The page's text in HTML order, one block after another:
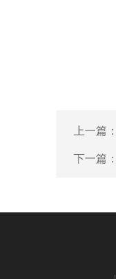
上一篇
下一篇